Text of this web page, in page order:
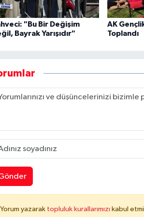
"Bu Bir Değişim
Bayrak Yarışıdır"
AK
Toplandı
Yorum yazarak topluluk kurallarımızı kabul